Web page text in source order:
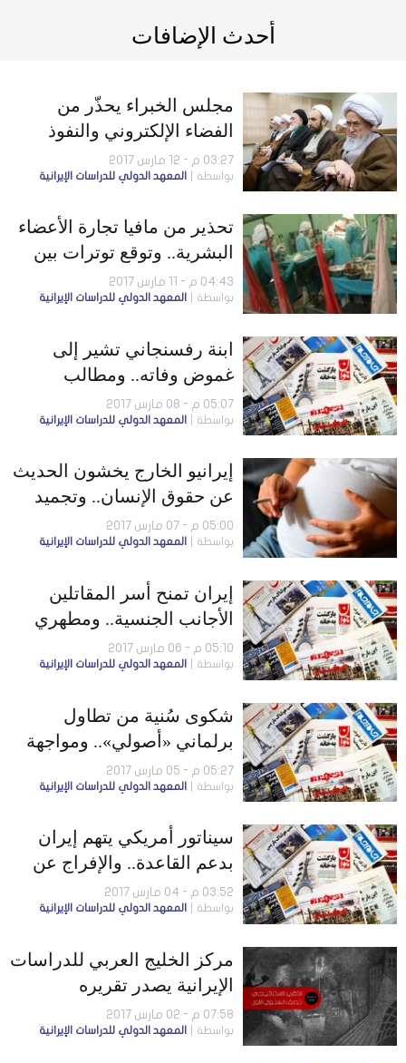
أحدث الإضافات
مجلس الخبراء يحذّر من
الفضاء الإلكتروني والنفوذ
والمصالحة الوطنية
03:27 م - 12 مارس 2017
بواسطة المعهد الدولي للدراسات الإيرانية
تحذير من مافيا تجارة الأعضاء
البشرية.. وتوقع توترات بين
رجال الدين الإيرانيين
04:43 م - 11 مارس 2017
بواسطة المعهد الدولي للدراسات الإيرانية
ابنة رفسنجاني تشير إلى
غموض وفاته.. ومطالب
بالتحقيق مع برلمانيين التقوا
خاتمي
05:07 م - 08 مارس 2017
بواسطة المعهد الدولي للدراسات الإيرانية
إيرانيو الخارج يخشون الحديث
عن حقوق الإنسان.. وتجميد
أصول إيرانية في أوروبا
05:00 م - 07 مارس 2017
بواسطة المعهد الدولي للدراسات الإيرانية
إيران تمنح أسر المقاتلين
الأجانب الجنسية.. ومطهري
يتقدم على روحاني في
استفتاءات الرئاسة
05:10 م - 06 مارس 2017
بواسطة المعهد الدولي للدراسات الإيرانية
شكوى سُنية من تطاول
برلماني «أصولي».. ومواجهة
بين فرقاطة إيرانية وسفينة
تجسس أمريكية
05:27 م - 05 مارس 2017
بواسطة المعهد الدولي للدراسات الإيرانية
سيناتور أمريكي يتهم إيران
بدعم القاعدة.. والإفراج عن
أكبر مهربي المخدرات
03:52 م - 04 مارس 2017
بواسطة المعهد الدولي للدراسات الإيرانية
مركز الخليج العربي للدراسات
الإيرانية يصدر تقريره
الاستراتيجي الأول
07:58 م - 02 مارس 2017
بواسطة المعهد الدولي للدراسات الإيرانية